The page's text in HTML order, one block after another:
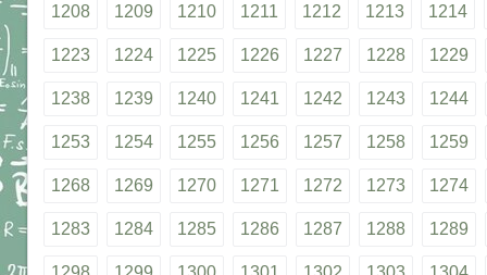
1208 1209 1210 1211 1212 1213 1214
1223 1224 1225 1226 1227 1228 1229
1238 1239 1240 1241 1242 1243 1244
1253 1254 1255 1256 1257 1258 1259
1268 1269 1270 1271 1272 1273 1274
1283 1284 1285 1286 1287 1288 1289